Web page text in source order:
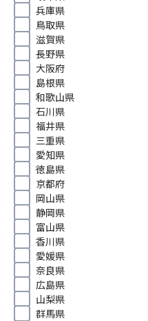
兵庫県
鳥取県
滋賀県
長野県
大阪府
島根県
和歌山県
石川県
福井県
三重県
愛知県
徳島県
京都府
岡山県
静岡県
富山県
香川県
愛媛県
奈良県
広島県
山梨県
群馬県